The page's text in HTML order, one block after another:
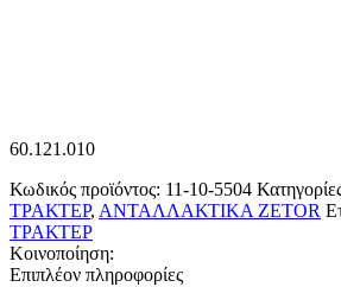
60.121.010
Κωδικός προϊόντος: 11-10-5504
ΤΡΑΚΤΕΡ, ΑΝΤΑΛΛΑΚΤΙΚΑ ZETOR
ΤΡΑΚΤΕΡ
Κοινοποίηση:
Επιπλέον πληροφορίες